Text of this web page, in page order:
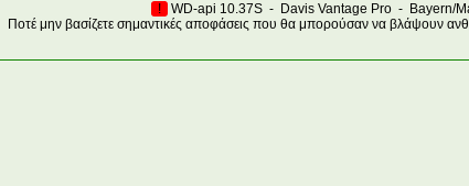
!
WD-api 10.37S - Davis Vantage Pro - Bayern/
Ποτέ μην βασίζετε σημαντικές αποφάσεις που θα μπορούσαν να βλάψουν